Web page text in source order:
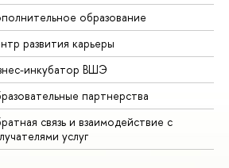
образование
развития карьеры
инкубатор ВШЭ
партнерства
связь и взаимодействие с
услуг